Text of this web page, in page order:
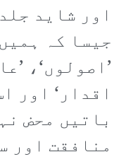
اور شاید
جیسا کہ
’اصولوں‘،
اقدار‘ اور
باتیں محض
منافقت اور